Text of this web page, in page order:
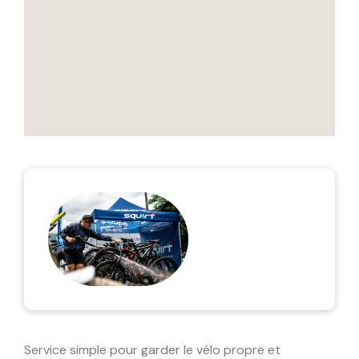
Service simple pour garder le vélo propre et